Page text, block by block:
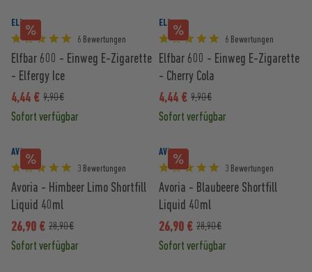
ELFBAR
6 Bewertungen
Elfbar 600 - Einweg E-Zigarette
- Elfergy Ice
4,44 € 9,90 €
Sofort verfügbar
ELFBAR
6 Bewertungen
Elfbar 600 - Einweg E-Zigarette
- Cherry Cola
4,44 € 9,90 €
Sofort verfügbar
AVORIA
3 Bewertungen
Avoria - Himbeer Limo Shortfill
Liquid 40ml
26,90 € 28,90 €
Sofort verfügbar
AVORIA
3 Bewertungen
Avoria - Blaubeere Shortfill
Liquid 40ml
26,90 € 28,90 €
Sofort verfügbar